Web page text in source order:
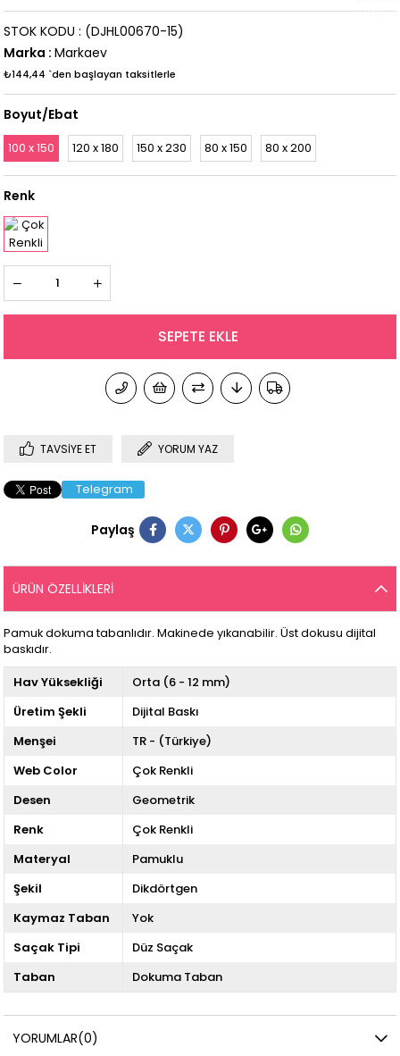
İndirim
(DJHL00670-15)
STOK KODU
Marka : Markaev
₺144,44 `den başlayan taksitlerle
Boyut/Ebat
100 x 150 120 x 180 150 x 230 80 x 150 80 x 200
Renk
TAVSIYE ET YORUM YAZ
Telegram
Paylaş
ÜRÜN ÖZELLIKLERI
Pamuk dokuma tabanlıdır. Makinede yıkanabilir. Üst dokusu dijital
baskıdır.
Hav Yüksekliği
Orta (6 - 12 mm)
Üretim Şekli
Dijital Baskı
Menşei
TR - (Türkiye)
Web Color
Çok Renkli
Desen
Geometrik
Renk
Çok Renkli
Materyal
Pamuklu
Şekil
Dikdörtgen
Kaymaz Taban
Yok
Saçak Tipi
Düz Saçak
Taban
Dokuma Taban
YORUMLAR(0)